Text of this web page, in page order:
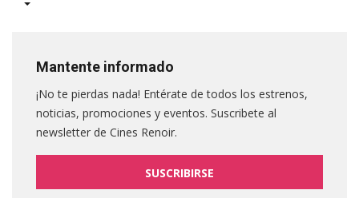
Mantente informado
¡No te pierdas nada! Entérate de todos los estrenos,
noticias, promociones y eventos. Suscribete al
newsletter de Cines Renoir.
SUSCRIBIRSE